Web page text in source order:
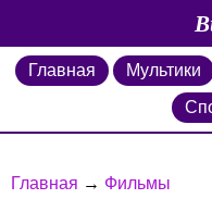
Главная Мультики
Главная → Фильмы